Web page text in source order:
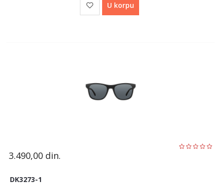
U korpu
3.490,00 din.
DK3273-1